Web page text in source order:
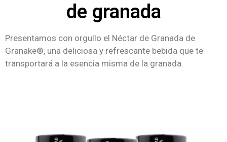
de granada
Presentamos con orgullo el Néctar de Granada de
Granake®, una deliciosa y refrescante bebida que te
transportará a la esencia misma de la granada.